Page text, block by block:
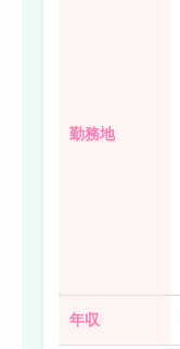
勤務地
年収